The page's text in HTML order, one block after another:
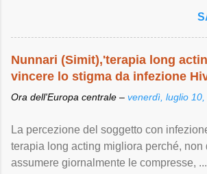
Nunnari (Simit),'terapia long
vincere lo stigma da infezione
Ora dell'Europa centrale – venerdì, luglio
La percezione del soggetto con
terapia long acting migliora perché, non
assumere giornalmente le compresse,